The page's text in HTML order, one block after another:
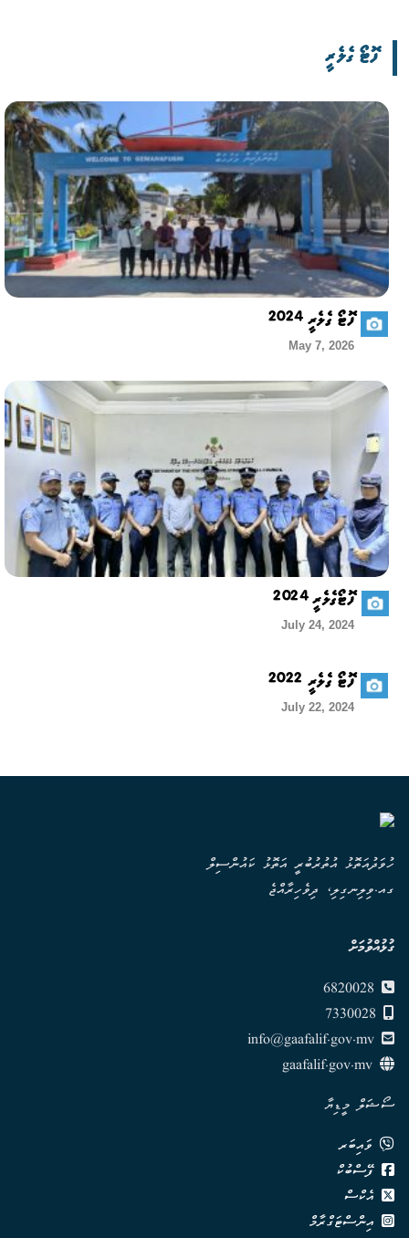
ފޮޓޯ ގެލެރީ
ފޮޓޯ ގެލެރީ 2024
May 7, 2026
ފޮޓޯގެލެރީ 2024
July 24, 2024
ފޮޓޯ ގެލެރީ 2022
July 22, 2024
ހުވަދުއަތޮޅު އުތުރުބުރީ އަތޮޅު ކައުންސިލް
ގއ.ވިލިނގިލި، ދިވެހިރާއްޖެ
ގުޅުއްވުމަށް
info@gaafalif.gov.mv
ސޯޝަލް މީޑިޔާ
ވައިބަރ
ފޭސްބުކް
އެކްސް
އިންސްޓަގްރާމް